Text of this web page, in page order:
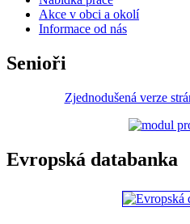
Akce v obci a okolí
Informace od nás
Senioři
Zjednodušená verze
Evropská databanka